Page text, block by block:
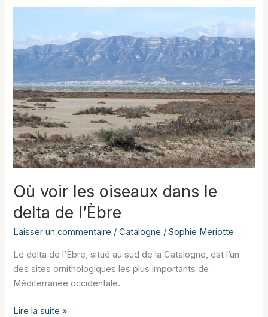
aux
l’Empordà
Où voir les oiseaux dans le
delta de l’Èbre
Laisser un commentaire /Catalogne /Sophie Meriotte
Le delta de l’Èbre, situé au sud de la Catalogne, est l’un
des sites ornithologiques les plus importants de
Méditerranée occidentale.
Où
Lire la suite »